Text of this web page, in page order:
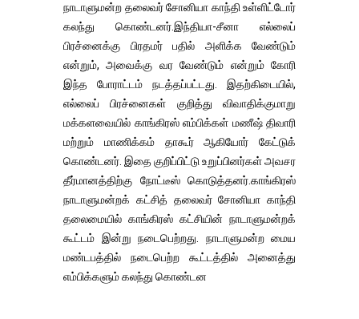
நாடாளுமன்ற தலைவர் சோனியா காந்தி உள்ளிட்டோர்
கலந்து கொண்டனர்.இந்தியா-சீனா எல்லைப்
பிரச்னைக்கு பிரதமர் பதில் அளிக்க வேண்டும்
என்றும், அவைக்கு வர வேண்டும் என்றும் கோரி
இந்த போராட்டம் நடத்தப்பட்டது. இதற்கிடையில்,
எல்லைப் பிரச்னைகள் குறித்து விவாதிக்குமாறு
மக்களவையில் காங்கிரஸ் எம்பிக்கள் மணீஷ் திவாரி
மற்றும் மாணிக்கம் தாகூர் ஆகியோர் கேட்டுக்
கொண்டனர். இதை குறிப்பிட்டு உறுப்பினர்கள் அவசர
தீர்மானத்திற்கு நோட்டீஸ் கொடுத்தனர்.காங்கிரஸ்
நாடாளுமன்றக் கட்சித் தலைவர் சோனியா காந்தி
தலைமையில் காங்கிரஸ் கட்சியின் நாடாளுமன்றக்
கூட்டம் இன்று நடைபெற்றது. நாடாளுமன்ற மைய
மண்டபத்தில் நடைபெற்ற கூட்டத்தில் அனைத்து
எம்பிக்களும் கலந்து கொண்டன